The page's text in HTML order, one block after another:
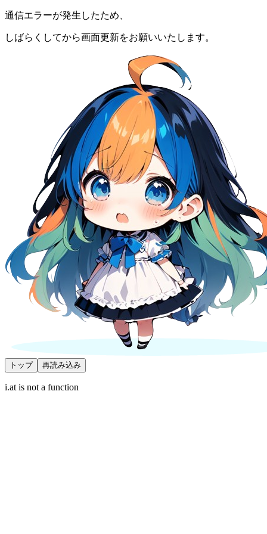
通信エラーが発生したため、
しばらくしてから画面更新をお願いいたします。
トップ 再読み込み
i.at is not a function